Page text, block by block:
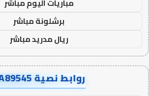
برشلونة مباشر
ريال مدريد مباشر
روابط نصية AA89545